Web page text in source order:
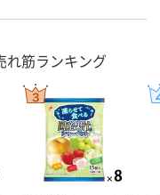
れ筋ランキング